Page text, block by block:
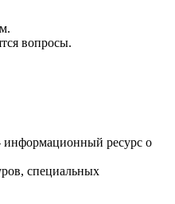
вопросы.
информационный ресурс о
специальных